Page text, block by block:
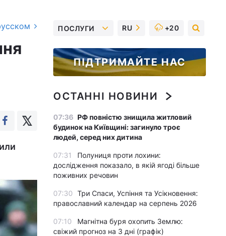
ПОСЛУГИ RU +20
ПІДТРИМАЙТЕ НАС
ОСТАННІ НОВИНИ
07:36 РФ повністю знищила житловий
будинок на Київщині: загинуло троє
людей, серед них дитина
07:31
Полуниця проти лохини:
дослідження показало, в якій ягоді більше
поживних речовин
07:30 Три Спаси, Успіння та Усікновення:
православний календар на серпень 2026
07:10
Магнітна буря охопить Землю:
свіжий прогноз на 3 дні (графік)